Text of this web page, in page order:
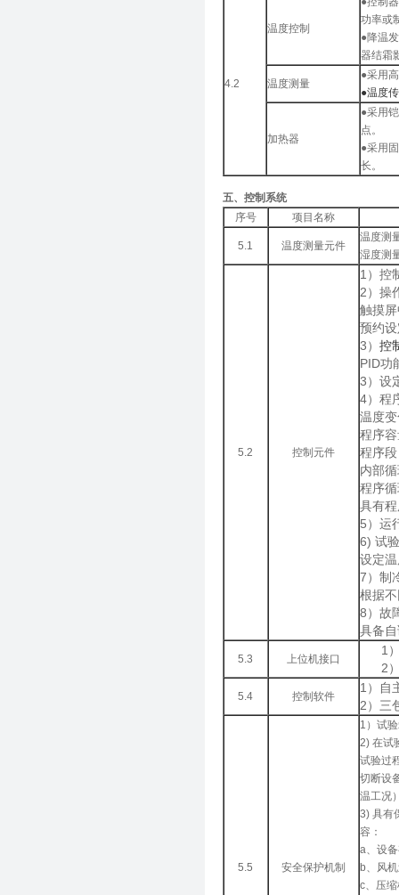
4.2
温度控制
功率或
●降温
器结霜
温度测量
●采用
●温度
加热器
●采用
点。
●采用
长。
五、控制系统
序号
项目名称
5.1 温度测量元件
温度测
湿度测
5.2 控制元件
1）控
2）操
触摸
预约
3） 控
PID功
3）设
4）程
温度
程序
程序
内部
程序
具有
5）运
6) 试
设定
7）制
根据
8）故
具备
5.3 上位机接口
1
2
5.4 控制软件
1）自
2）三
5.5 安全保护机制
1）试
2) 在试
试验过
切断设
温工况
3) 具有
容：
a、设
b、风
c、压